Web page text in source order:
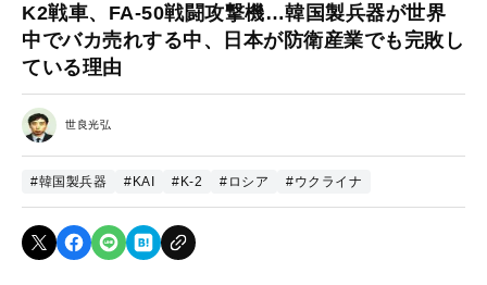
K2戦車、FA-50戦闘攻撃機…韓国製兵器が世界
中でバカ売れする中、日本が防衛産業でも完敗し
ている理由
世良光弘
#韓国製兵器 #KAI #K-2 #ロシア #ウクライナ